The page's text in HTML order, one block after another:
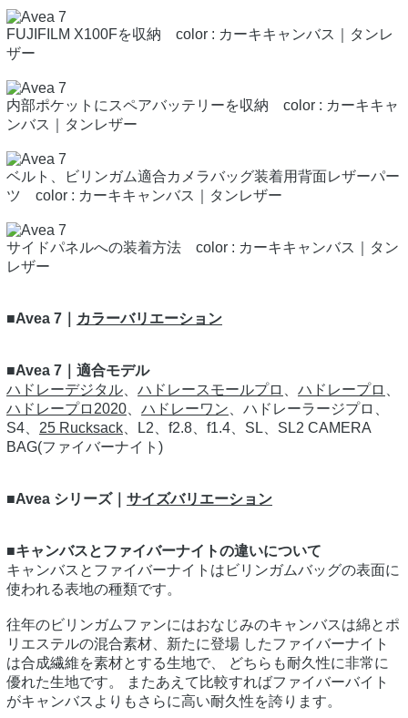
FUJIFILM X100Fを収納 color : カーキキャンバス｜タンレ
ザー
内部ポケットにスペアバッテリーを収納 color : カーキキャ
ンバス｜タンレザー
ベルト、ビリンガム適合カメラバッグ装着用背面レザーパー
ツ color : カーキキャンバス｜タンレザー
サイドパネルへの装着方法 color : カーキキャンバス｜タン
レザー
■Avea 7｜ カラーバリエーション
■Avea 7｜適合モデル
ハドレーデジタル
ハドレースモールプロ ハドレープロ
ハドレープロ2020
ハドレーワン 、ハドレーラージプロ、
S4、 25 Rucksack 、L2、f2.8、f1.4、SL、SL2 CAMERA
BAG(ファイバーナイト)
■Avea シリーズ｜ サイズバリエーション
■キャンバスとファイバーナイトの違いについて
キャンバスとファイバーナイトはビリンガムバッグの表面に
使われる表地の種類です。
往年のビリンガムファンにはおなじみのキャンバスは綿とポ
リエステルの混合素材、新たに登場 したファイバーナイト
は合成繊維を素材とする生地で、 どちらも耐久性に非常に
優れた生地です。 またあえて比較すればファイバーバイト
がキャンバスよりもさらに高い耐久性を誇ります。